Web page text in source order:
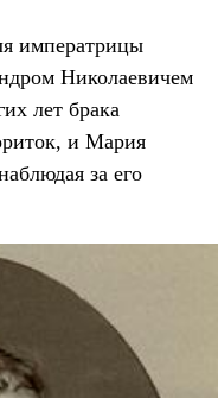
императрицы
Николаевичем
лет брака
и Мария
за его